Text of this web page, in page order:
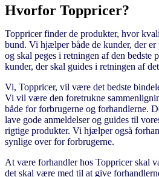
Hvorfor Toppricer?
Toppricer finder de produkter, hvor
bund. Vi hjælper både de kunder, der
og skal peges i retningen af den bedste
kunder, der skal guides i retningen af
Vi, Toppricer, vil være det bedste
Vi vil være den foretrukne
både for forbrugerne og forhandlerne.
lave gode anmeldelser og guides til
rigtige produkter. Vi hjælper også
synlige over for forbrugerne.
At være forhandler hos Toppricer skal
det skal være med til at give